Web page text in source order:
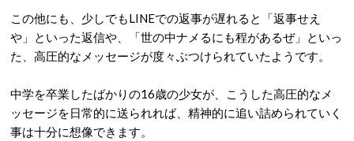
この他にも、少しでもLINEでの返事が遅れると「返事せえ
や」といった返信や、「世の中ナメるにも程があるぜ」といっ
た、高圧的なメッセージが度々ぶつけられていたようです。
中学を卒業したばかりの16歳の少女が、こうした高圧的なメ
ッセージを日常的に送られれば、精神的に追い詰められていく
事は十分に想像できます。